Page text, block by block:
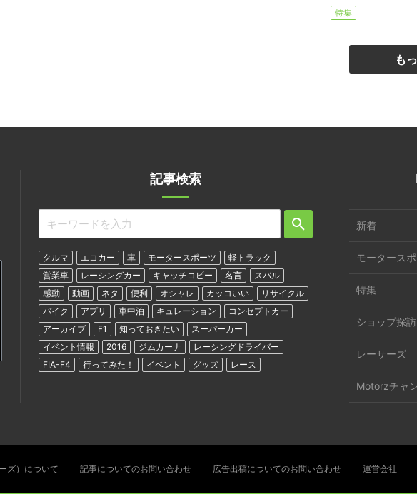
特集
も
記事検索
クルマ エコカー 車 モータースポーツ
軽トラック
営業車
レーシングカー キャッチコピー 名言
スバル
感動
動画 ネタ 便利 オシャレ カッコいい
リサイクル
バイク
アプリ 車中泊 キュレーション
コンセプトカー
アーカイブ
F1 知っておきたい
スーパーカー
イベント情報
2016 ジムカーナ
レーシングドライバー
FIA-F4
行ってみた！ イベント グッズ レース
新着
モータース
特集
ショップ探訪
レーサーズ
Motorzチャ
ズ）について 記事についてのお問い合わせ 広告出稿についてのお問い合わせ 運営会社